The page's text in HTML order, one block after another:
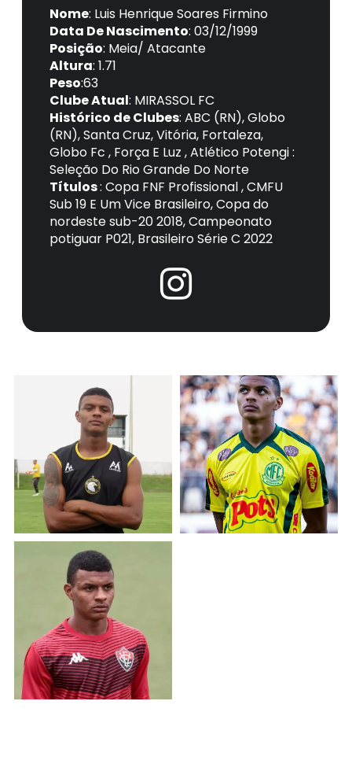
Nome: Luis Henrique Soares Firmino
Data De Nascimento: 03/12/1999
Posição: Meia/ Atacante
Altura: 1.71
Peso:63
Clube Atual: MIRASSOL FC
Histórico de Clubes: ABC (RN), Globo
(RN), Santa Cruz, Vitória, Fortaleza,
Globo Fc , Força E Luz , Atlético Potengi :
Seleção Do Rio Grande Do Norte
Títulos: Copa FNF Profissional , CMFU
Sub 19 E Um Vice Brasileiro, Copa do
nordeste sub-20 2018, Campeonato
potiguar P021, Brasileiro Série C 2022